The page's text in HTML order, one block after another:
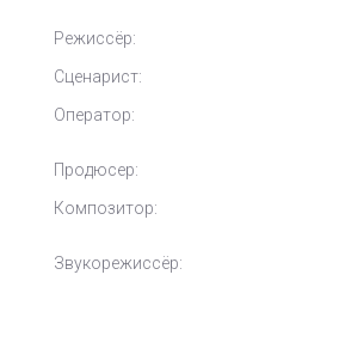
Режиссёр:
Сценарист:
Оператор:
Продюсер:
Композитор:
Звукорежиссёр: